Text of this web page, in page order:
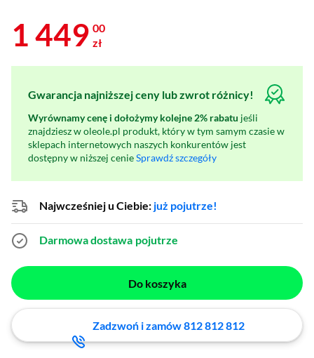
1 449 00
zł
Gwarancja najniższej ceny lub zwrot różnicy!
Wyrównamy cenę i dołożymy kolejne 2% rabatu jeśli
znajdziesz w oleole.pl produkt, który w tym samym czasie w
sklepach internetowych naszych konkurentów jest
dostępny w niższej cenieSprawdź szczegóły
Najwcześniej u Ciebie: już pojutrze!
Darmowa dostawa pojutrze
Do koszyka
Zadzwoń i zamów 812 812 812